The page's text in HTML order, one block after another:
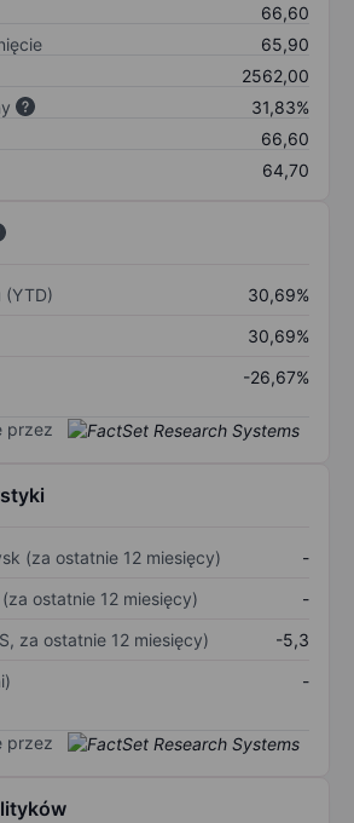
66,60
65,90
2562,00
31,83%
66,60
64,70
(YTD)
30,69%
30,69%
-26,67%
przez
(za ostatnie 12 miesięcy)
-
ostatnie 12 miesięcy)
-
za ostatnie 12 miesięcy)
-5,3
-
przez